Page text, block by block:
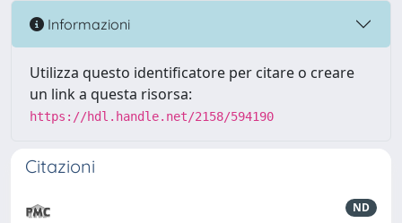
Informazioni
Utilizza questo identificatore per citare o creare
un link a questa risorsa:
https://hdl.handle.net/2158/594190
Citazioni
ND